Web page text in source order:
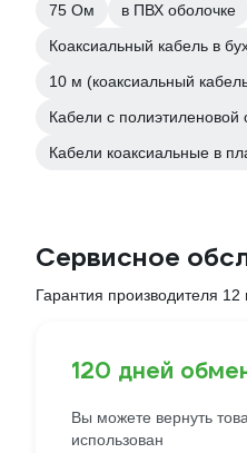
75 Ом
в ПВХ оболочке
Коаксиальный кабель в
10 м (коаксиальный
Кабели с полиэтиленовой
Кабели коаксиальные в
Сервисное
Гарантия производителя 12
120 дней
Вы можете вернуть
использован